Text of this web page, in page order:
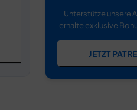
Unterstütze unsere
erhalte exklusive
JETZT